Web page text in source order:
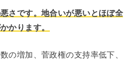
さです。地合いが悪いとほぼ全
かります。
の増加、菅政権の支持率低下、